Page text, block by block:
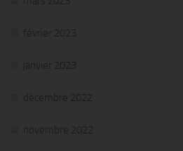
février 2023
janvier 2023
décembre 2022
novembre 2022